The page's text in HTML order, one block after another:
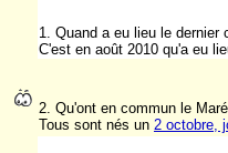
1. Quand a eu lieu le
C'est en août 2010 qu'a eu
2. Qu'ont en commun le
Tous sont nés un 2 octobre,